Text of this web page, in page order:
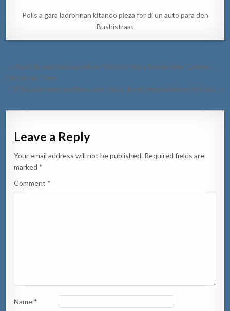
Polis a gara ladronnan kitando pieza for di un auto para den
Bushistraat
Post
navigation
← Awe24.com tabata na New York pa mira e Rockefeller Center
Christmas Tree
Polis a detene homber cu un hinca den lomba na Seroe Patrishi. →
Leave a Reply
Your email address will not be published. Required fields are
marked *
Comment *
Name *